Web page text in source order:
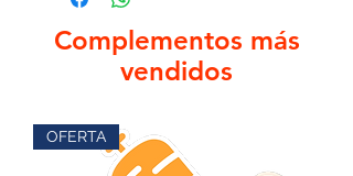
Complementos más
vendidos
OFERTA